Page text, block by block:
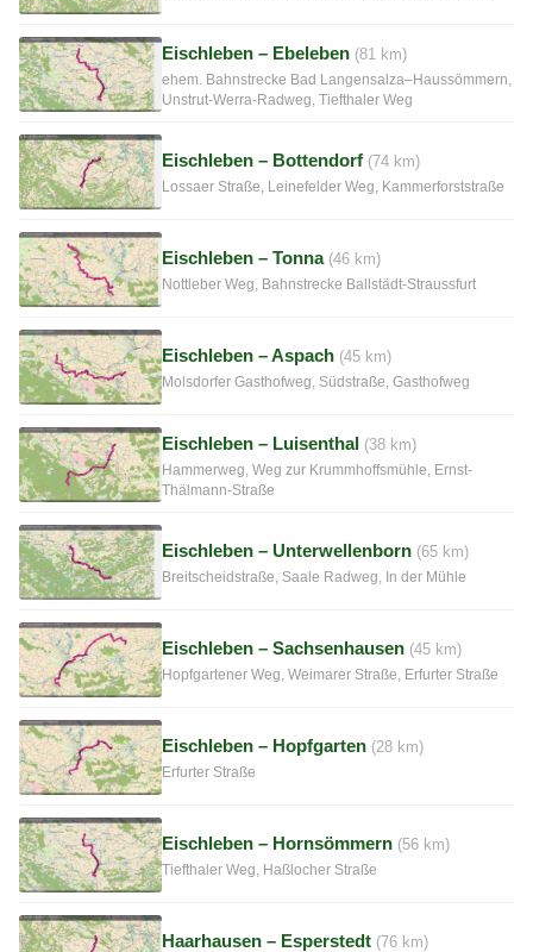
Eischleben – Ebeleben (81 km)
ehem. Bahnstrecke Bad Langensalza–Haussömmern,
Unstrut-Werra-Radweg, Tiefthaler Weg
Eischleben – Bottendorf (74 km)
Lossaer Straße, Leinefelder Weg, Kammerforststraße
Eischleben – Tonna (46 km)
Nottleber Weg, Bahnstrecke Ballstädt-Straussfurt
Eischleben – Aspach (45 km)
Molsdorfer Gasthofweg, Südstraße, Gasthofweg
Eischleben – Luisenthal (38 km)
Hammerweg, Weg zur Krummhoffsmühle, Ernst-
Thälmann-Straße
Eischleben – Unterwellenborn (65 km)
Breitscheidstraße, Saale Radweg, In der Mühle
Eischleben – Sachsenhausen (45 km)
Hopfgartener Weg, Weimarer Straße, Erfurter Straße
Eischleben – Hopfgarten (28 km)
Erfurter Straße
Eischleben – Hornsömmern (56 km)
Tiefthaler Weg, Haßlocher Straße
Haarhausen – Esperstedt (76 km)